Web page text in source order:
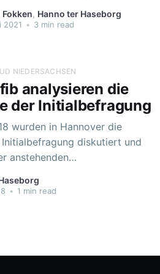
Bildungscloud und somit
eine Zusammenkunft all der
Projekterweiterung betraut
Ziel war es hier, die Arbeit
Fokken, Hanno ter Haseborg
2021 • 3 min read
NIEDERSACHSEN
analysieren die
der Initialbefragung
wurden in Hannover die
Initialbefragung diskutiert und
anstehenden
werden die
und anschließend
• 1 min read